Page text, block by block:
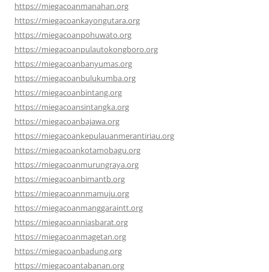
https://miegacoanmanahan.org
https://miegacoankayongutara.org
https://miegacoanpohuwato.org
https://miegacoanpulautokongboro.org
https://miegacoanbanyumas.org
https://miegacoanbulukumba.org
https://miegacoanbintang.org
https://miegacoansintangka.org
https://miegacoanbajawa.org
https://miegacoankepulauanmerantiriau.org
https://miegacoankotamobagu.org
https://miegacoanmurungraya.org
https://miegacoanbimantb.org
https://miegacoannmamuju.org
https://miegacoanmanggaraintt.org
https://miegacoanniasbarat.org
https://miegacoanmagetan.org
https://miegacoanbadung.org
https://miegacoantabanan.org